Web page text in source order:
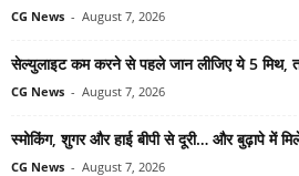
CG News - August 7, 2026
सेल्युलाइट कम करने से पहले जान लीजिए ये 5 मिथ,
CG News - August 7, 2026
स्मोकिंग, शुगर और हाई बीपी से दूरी… और बुढ़ापे में
CG News - August 7, 2026